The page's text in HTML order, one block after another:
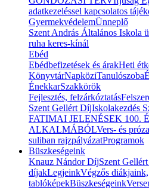
adatkezeléssel kapcsolatos
GyermekvédelemÜnneplő
Szent András Általános Iskola
ruha keres-kínál
Ebéd
Ebédbefizetések és árakHeti
KönyvtárNapköziTanulószoba
ÉnekkarSzakkörök
Fejlesztés, felzárkóztatás
Szent Gellért DíjIskolakezdés
FATIMAI JELENÉSEK 100.
ALKALMÁBÓLVers- és
suliban rajzpályázatProgramok
Büszkeségeink
Knauz Nándor DíjSzent
díjakLegjeinkVégzős diákjaink,
tablóképekBüszkeségeink